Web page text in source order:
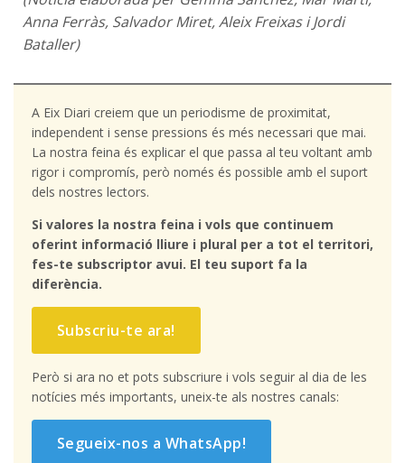
Anna Ferràs, Salvador Miret, Aleix Freixas i Jordi
Bataller)
A Eix Diari creiem que un periodisme de proximitat,
independent i sense pressions és més necessari que mai.
La nostra feina és explicar el que passa al teu voltant amb
rigor i compromís, però només és possible amb el suport
dels nostres lectors.
Si valores la nostra feina i vols que continuem
oferint informació lliure i plural per a tot el territori,
fes-te subscriptor avui. El teu suport fa la
diferència.
Subscriu-te ara!
Però si ara no et pots subscriure i vols seguir al dia de les
notícies més importants, uneix-te als nostres canals:
Segueix-nos a WhatsApp!